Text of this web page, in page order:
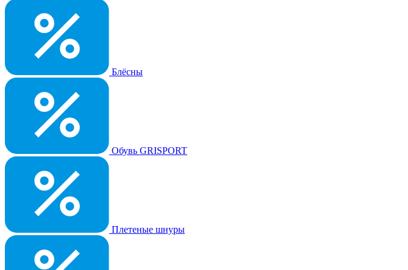
Блёсны
Обувь GRISPORT
Плетеные шнуры